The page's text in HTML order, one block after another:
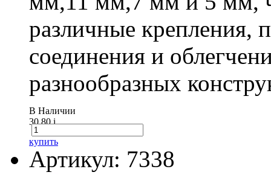
различные
соединения и
разнообразных
В Наличии
30.80i
купить
Артикул: 7338